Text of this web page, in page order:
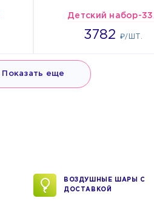
Детский набор-
3782 ₽/ШТ.
Показать еще
ВОЗДУШНЫЕ ШАРЫ С
ДОСТАВКОЙ